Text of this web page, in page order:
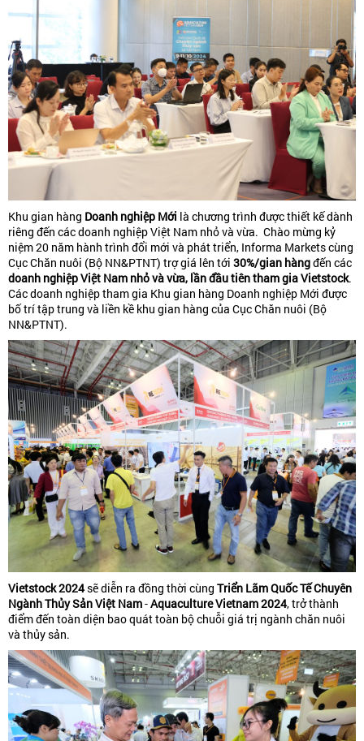
Khu gian hàng Doanh nghiệp Mới là chương trình được thiết kế dành
riêng đến các doanh nghiệp Việt Nam nhỏ và vừa. Chào mừng kỷ
niệm 20 năm hành trình đổi mới và phát triển, Informa Markets cùng
Cục Chăn nuôi (Bộ NN&PTNT) trợ giá lên tới 30%/gian hàngđến các
doanh nghiệp Việt Nam nhỏ và vừa, lần đầu tiên tham gia Vietstock.
Các doanh nghiệp tham gia Khu gian hàng Doanh nghiệp Mới được
bố trí tập trung và liền kề khu gian hàng của Cục Chăn nuôi (Bộ
NN&PTNT).
Vietstock 2024sẽ diễn ra đồng thời cùng Triển Lãm Quốc Tế Chuyên
Ngành Thủy Sản Việt Nam-Aquaculture Vietnam 2024, trở thành
điểm đến toàn diện bao quát toàn bộ chuỗi giá trị ngành chăn nuôi
và thủy sản.